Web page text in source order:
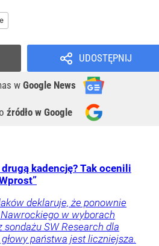
UDOSTĘPNIJ
w Google News
źródło w Google
kadencję? Tak ocenili
deklaruje, że ponownie
Nawrockiego w wyborach
SW Research dla
państwa jest liczniejsza.